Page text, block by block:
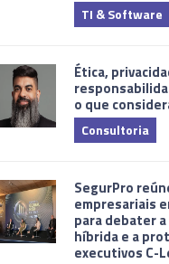
TI & Software
Ética,
o que
Consultoria
SegurPro
empresariais
para debater
híbrida e a
executivos C-